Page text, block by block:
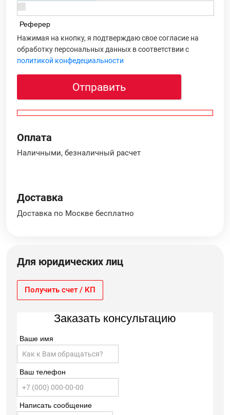
Реферер
Нажимая на кнопку, я подтверждаю свое согласие на
обработку персональных данных в соответствии с
политикой конфедециальности
Отправить
Оплата
Наличными, безналичный расчет
Доставка
Доставка по Москве бесплатно
Для юридических лиц
Получить счет / КП
Заказать консультацию
Ваше имя
Ваш телефон
Написать сообщение